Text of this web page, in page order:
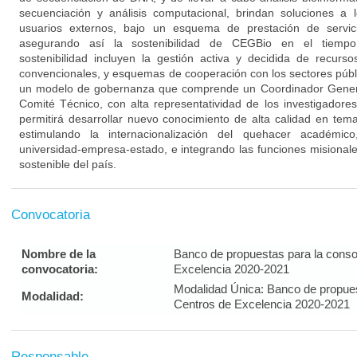
secuenciación y análisis computacional, brindan soluciones
usuarios externos, bajo un esquema de prestación de
asegurando así la sostenibilidad de CEGBio en el
sostenibilidad incluyen la gestión activa y decidida de
convencionales, y esquemas de cooperación con los sectores
un modelo de gobernanza que comprende un Coordinador
Comité Técnico, con alta representatividad de los
permitirá desarrollar nuevo conocimiento de alta calidad en
estimulando la internacionalización del quehacer
universidad-empresa-estado, e integrando las funciones
sostenible del país.
Convocatoria
Nombre de la
convocatoria:
Banco de propuestas para la
Excelencia 2020-2021
Modalidad:
Modalidad Única: Banco de
Centros de Excelencia 2020-2021